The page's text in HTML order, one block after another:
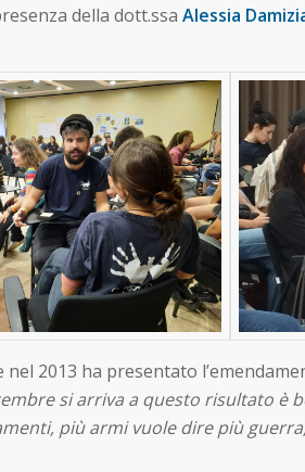
della dott.ssa Alessia
nel 2013 ha presentato
si arriva a questo risultato è
più armi vuole dire più